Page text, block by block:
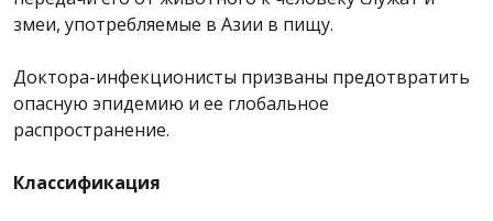
змеи, употребляемые в Азии в пищу.
Доктора-инфекционисты призваны предотвратить
опасную эпидемию и ее глобальное
распространение.
Классификация